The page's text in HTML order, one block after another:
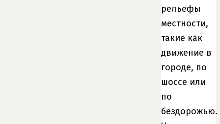
рельефы
местности,
такие как
движение в
городе, по
шоссе или
по
бездорожью.